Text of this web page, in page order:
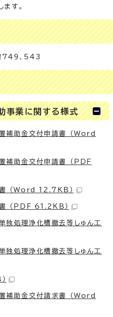
す。
749、543
事業に関する様式
補助金交付申請書 （Word
補助金交付申請書 （PDF
（Word 12.7KB）
（PDF 61.2KB）
独処理浄化槽撤去等しゅん工
独処理浄化槽撤去等しゅん工
補助金交付請求書 （Word